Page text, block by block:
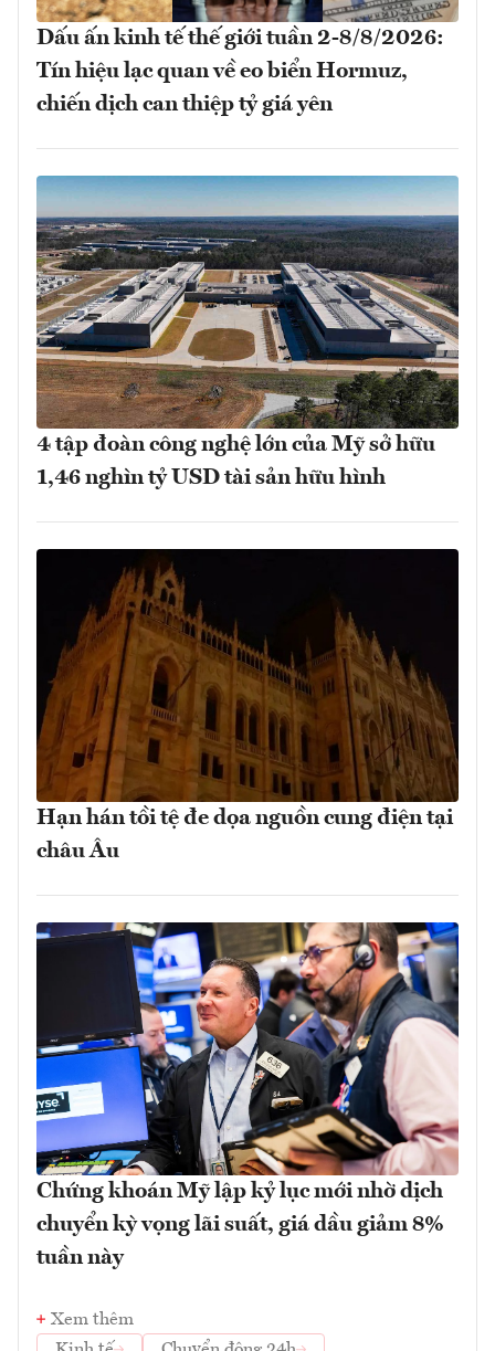
Dấu ấn kinh tế thế giới tuần 2-8/8/2026:
Tín hiệu lạc quan về eo biển Hormuz,
chiến dịch can thiệp tỷ giá yên
4 tập đoàn công nghệ lớn của Mỹ sở hữu
1,46 nghìn tỷ USD tài sản hữu hình
Hạn hán tồi tệ đe dọa nguồn cung điện tại
châu Âu
Chứng khoán Mỹ lập kỷ lục mới nhờ dịch
chuyển kỳ vọng lãi suất, giá dầu giảm 8%
tuần này
Xem thêm